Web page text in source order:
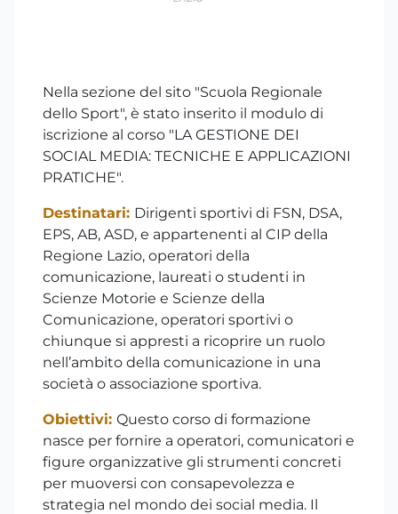
Nella sezione del sito "Scuola Regionale
dello Sport", è stato inserito il modulo di
iscrizione al corso "LA GESTIONE DEI
SOCIAL MEDIA: TECNICHE E APPLICAZIONI
PRATICHE".
Destinatari: Dirigenti sportivi di FSN, DSA,
EPS, AB, ASD, e appartenenti al CIP della
Regione Lazio, operatori della
comunicazione, laureati o studenti in
Scienze Motorie e Scienze della
Comunicazione, operatori sportivi o
chiunque si appresti a ricoprire un ruolo
nell’ambito della comunicazione in una
società o associazione sportiva.
Obiettivi: Questo corso di formazione
nasce per fornire a operatori, comunicatori e
figure organizzative gli strumenti concreti
per muoversi con consapevolezza e
strategia nel mondo dei social media. Il